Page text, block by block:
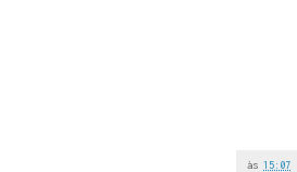
às 15:07